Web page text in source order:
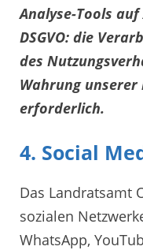
Analyse-Tools
DSGVO: die
des
Wahrung
erforderlich.
4. Social
Das Landratsamt
sozialen
WhatsApp,